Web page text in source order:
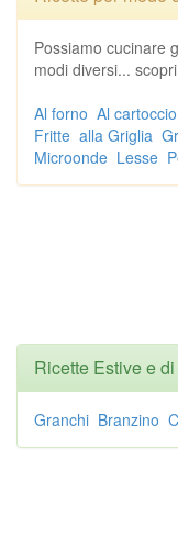
Possiamo cucinare
modi diversi...
Al forno Al cartoccio
Fritte alla Griglia
Microonde Lesse
Ricette Estive e
Granchi Branzino